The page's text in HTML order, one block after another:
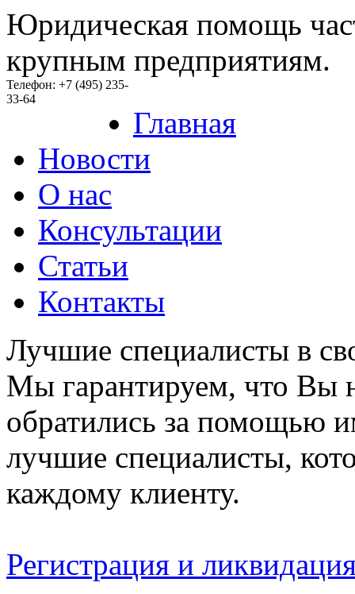
Юридическая помощь
крупным предприятиям.
Телефон: +7 (495) 235-
33-64
Главная
Новости
O нас
Консультации
Статьи
Контакты
Лучшие специалисты в
Мы гарантируем, что Вы
обратились за помощью
лучшие специалисты,
каждому клиенту.
Регистрация и